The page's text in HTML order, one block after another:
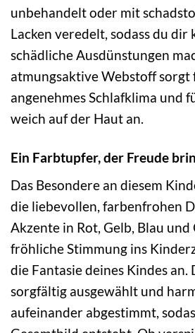
unbehandelt oder mit
Lacken veredelt, sodass du dir
schädliche Ausdünstungen
atmungsaktive Webstoff sorgt
angenehmes Schlafklima und
weich auf der Haut an.
Ein Farbtupfer, der Freude
Das Besondere an diesem
die liebevollen, farbenfrohen
Akzente in Rot, Gelb, Blau
fröhliche Stimmung ins
die Fantasie deines Kindes an.
sorgfältig ausgewählt und
aufeinander abgestimmt,